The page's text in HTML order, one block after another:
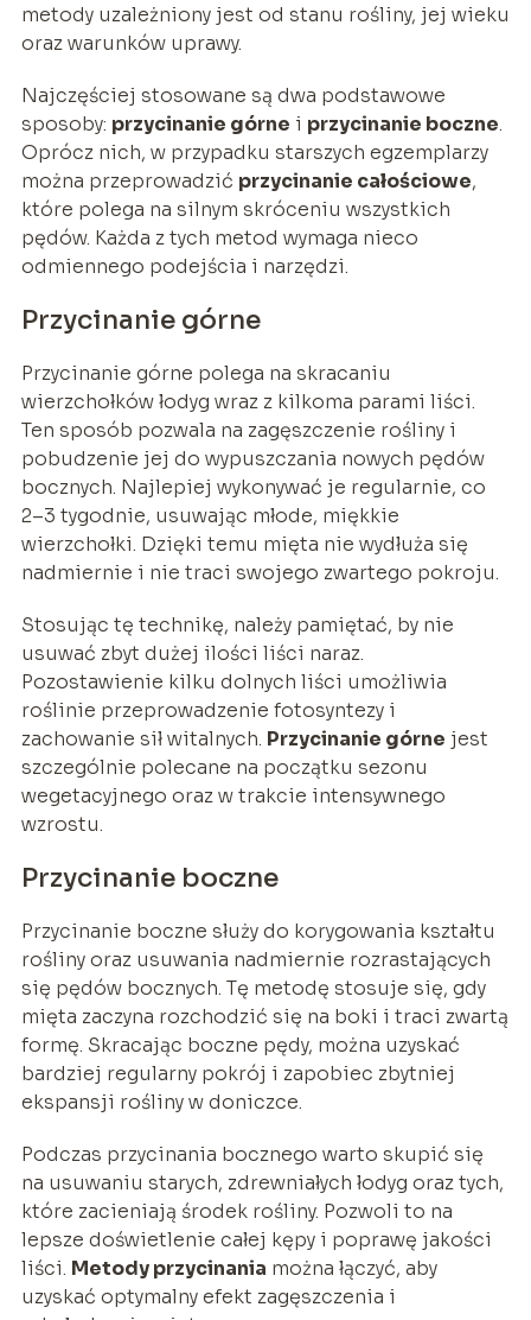
metody uzależniony jest od stanu rośliny, jej wieku
oraz warunków uprawy.
Najczęściej stosowane są dwa podstawowe
sposoby: przycinanie górne i przycinanie boczne.
Oprócz nich, w przypadku starszych egzemplarzy
można przeprowadzić przycinanie całościowe,
które polega na silnym skróceniu wszystkich
pędów. Każda z tych metod wymaga nieco
odmiennego podejścia i narzędzi.
Przycinanie górne
Przycinanie górne polega na skracaniu
wierzchołków łodyg wraz z kilkoma parami liści.
Ten sposób pozwala na zagęszczenie rośliny i
pobudzenie jej do wypuszczania nowych pędów
bocznych. Najlepiej wykonywać je regularnie, co
2–3 tygodnie, usuwając młode, miękkie
wierzchołki. Dzięki temu mięta nie wydłuża się
nadmiernie i nie traci swojego zwartego pokroju.
Stosując tę technikę, należy pamiętać, by nie
usuwać zbyt dużej ilości liści naraz.
Pozostawienie kilku dolnych liści umożliwia
roślinie przeprowadzenie fotosyntezy i
zachowanie sił witalnych. Przycinanie górne jest
szczególnie polecane na początku sezonu
wegetacyjnego oraz w trakcie intensywnego
wzrostu.
Przycinanie boczne
Przycinanie boczne służy do korygowania kształtu
rośliny oraz usuwania nadmiernie rozrastających
się pędów bocznych. Tę metodę stosuje się, gdy
mięta zaczyna rozchodzić się na boki i traci zwartą
formę. Skracając boczne pędy, można uzyskać
bardziej regularny pokrój i zapobiec zbytniej
ekspansji rośliny w doniczce.
Podczas przycinania bocznego warto skupić się
na usuwaniu starych, zdrewniałych łodyg oraz tych,
które zacieniają środek rośliny. Pozwoli to na
lepsze doświetlenie całej kępy i poprawę jakości
liści. Metody przycinania można łączyć, aby
uzyskać optymalny efekt zagęszczenia i